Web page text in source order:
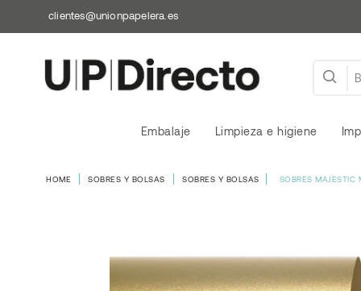
clientes@unionpapelera.es
Embalaje Limpieza e higiene
HOME SOBRES Y BOLSAS SOBRES Y BOLSAS SOBRES MAJESTIC